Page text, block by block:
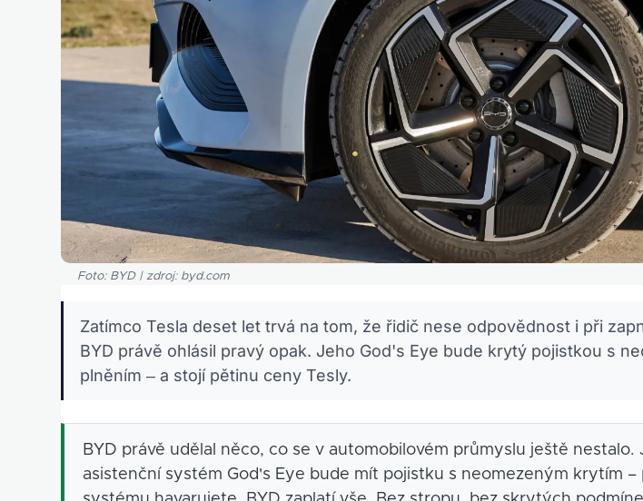
Foto: BYD | zdroj: byd.com
Zatímco Tesla deset let trvá na tom, že řidič nese odpovědnost i při
BYD právě ohlásil pravý opak. Jeho God's Eye bude krytý pojistkou s
plněním – a stojí pětinu ceny Tesly.
BYD právě udělal něco, co se v automobilovém průmyslu ještě nestalo.
asistenční systém God's Eye bude mít pojistku s neomezeným krytím –